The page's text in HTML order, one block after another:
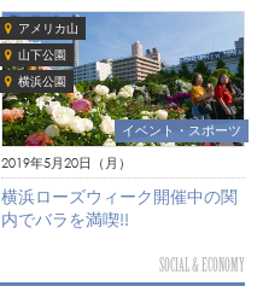
アメリカ山
山下公園
横浜公園
イベント・スポーツ
2019年5月20日（月）
横浜ローズウィーク開催中の関
内でバラを満喫!!
SOCIAL & ECONOMY